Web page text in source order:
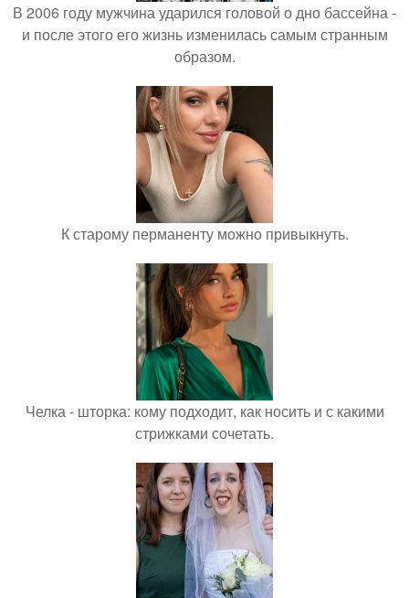
В 2006 году мужчина ударился головой о дно бассейна -
и после этого его жизнь изменилась самым странным
образом.
К старому перманенту можно привыкнуть.
Челка - шторка: кому подходит, как носить и с какими
стрижками сочетать.